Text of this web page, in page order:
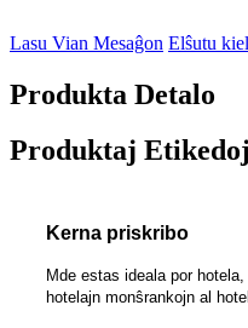
Lasu Vian Mesaĝon Elŝutu
Produkta Detalo
Produktaj Etikedoj
Kerna priskribo
Mde estas ideala por
hotelajn monŝrankojn al